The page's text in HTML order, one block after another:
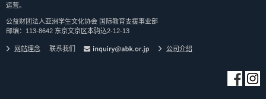
运营。
公益财团法人亚洲学生文化协会 国际教育支援事业部
邮编：113-8642 东京文京区本驹込2-12-13
网站理念 联系我们 公司介紹